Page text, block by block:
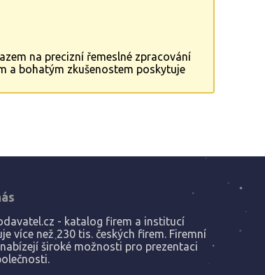
na precizní řemeslné zpracování
a bohatým zkušenostem poskytuje
- katalog firem a institucí
více než 230 tis. českých firem. Firemní
široké možnosti pro prezentaci